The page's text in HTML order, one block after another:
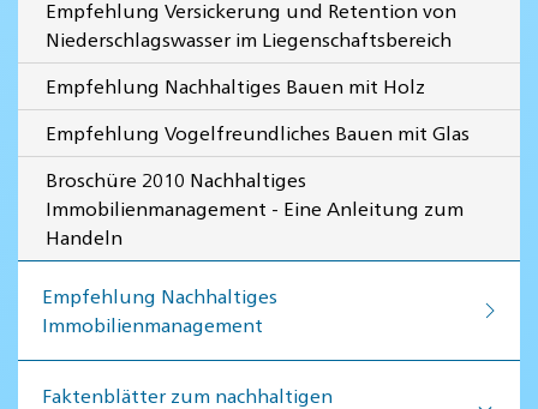
Empfehlung Versickerung und Retention von
Niederschlagswasser im Liegenschaftsbereich
Empfehlung Nachhaltiges Bauen mit Holz
Empfehlung Vogelfreundliches Bauen mit Glas
Broschüre 2010 Nachhaltiges
Immobilienmanagement - Eine Anleitung zum
Handeln
Empfehlung Nachhaltiges
Immobilienmanagement
Faktenblätter zum nachhaltigen